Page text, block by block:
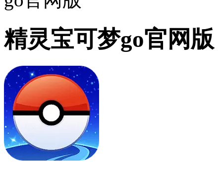
精灵宝可梦go官网版